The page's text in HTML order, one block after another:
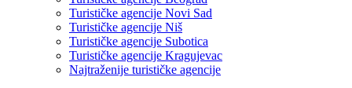
Turističke agencije Novi Sad
Turističke agencije Niš
Turističke agencije Subotica
Turističke agencije Kragujevac
Najtraženije turističke agencije